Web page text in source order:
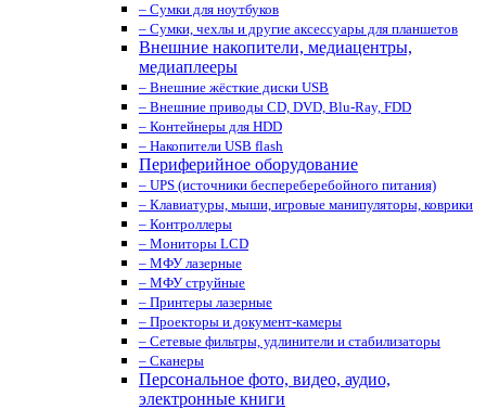
– Сумки для ноутбуков
– Сумки, чехлы и другие аксессуары для планшетов
Внешние накопители, медиацентры,
медиаплееры
– Внешние жёсткие диски USB
– Внешние приводы CD, DVD, Blu-Ray, FDD
– Контейнеры для HDD
– Накопители USB flash
Периферийное оборудование
– UPS (источники беспереберебойного питания)
– Клавиатуры, мыши, игровые манипуляторы, коврики
– Контроллеры
– Мониторы LCD
– МФУ лазерные
– МФУ струйные
– Принтеры лазерные
– Проекторы и документ-камеры
– Сетевые фильтры, удлинители и стабилизаторы
– Сканеры
Персональное фото, видео, аудио,
электронные книги